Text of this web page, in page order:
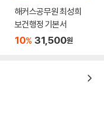
해커스공무원 최성희
보건행정 기본서
10% 31,500원